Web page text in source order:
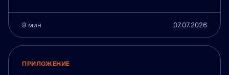
9 мин 07.07.2026
ПРИЛОЖЕНИЕ